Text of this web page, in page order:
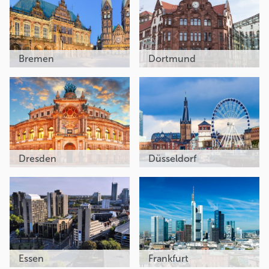
Bremen Dortmund
Dresden Düsseldorf
Essen Frankfurt